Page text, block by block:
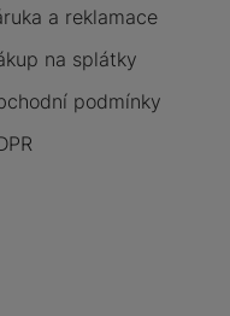
a reklamace
na splátky
podmínky